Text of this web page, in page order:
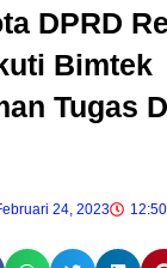
DPRD
Bimtek
Tugas
24, 2023